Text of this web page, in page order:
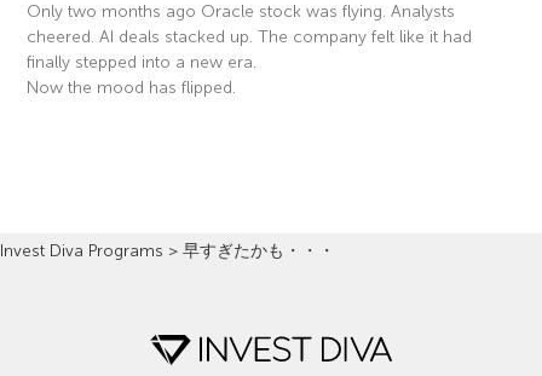
Only two months ago Oracle stock was flying. Analysts
cheered. AI deals stacked up. The company felt like it had
finally stepped into a new era.
Now the mood has flipped.
Invest Diva Programs > 早すぎたかも・・・